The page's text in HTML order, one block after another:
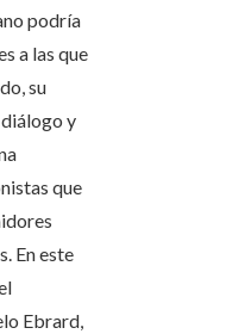
podría
a las que
su
y
que
En este
Ebrard,